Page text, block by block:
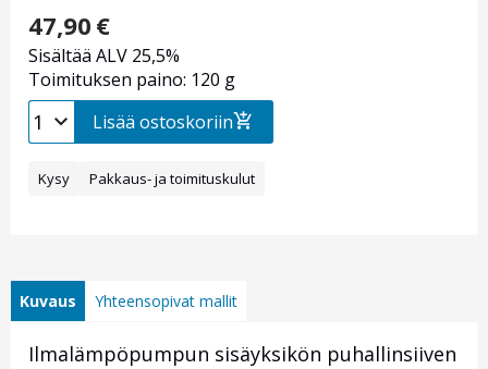
47,90 €
Sisältää ALV 25,5%
Toimituksen paino: 120 g
Lisää ostoskoriin
Kysy Pakkaus- ja toimituskulut
Kuvaus Yhteensopivat mallit
Ilmalämpöpumpun sisäyksikön puhallinsiiven